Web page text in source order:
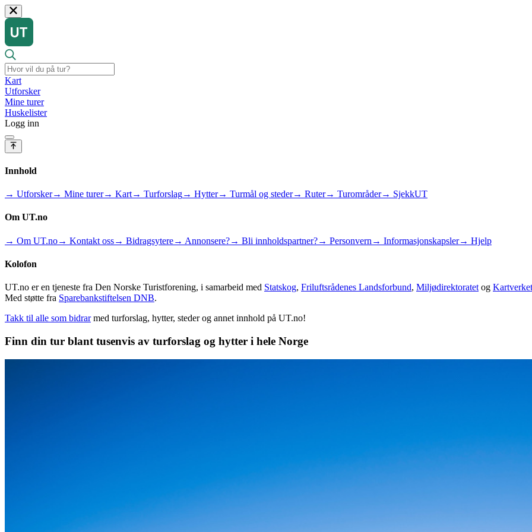
Kart
Utforsker
Mine turer
Huskelister
Logg inn
Innhold
→ Utforsker→ Mine turer→ Kart→ Turforslag→ Hytter→ Turmål og steder→ Ruter→ Turområder→ SjekkUT
Om UT.no
→ Om UT.no→ Kontakt oss→ Bidragsytere→ Annonsere?→ Bli innholdspartner?→ Personvern → Informasjonskapsler→ Hjelp
Kolofon
UT.no er en tjeneste fra Den Norske Turistforening, i samarbeid med Statskog, Friluftsrådenes Landsforbund, Miljødirektoratet og Kartverket
Med støtte fra Sparebankstiftelsen DNB.
Takk til alle som bidrar med turforslag, hytter, steder og annet innhold på UT.no!
Finn din tur blant tusenvis av turforslag og hytter i hele Norge